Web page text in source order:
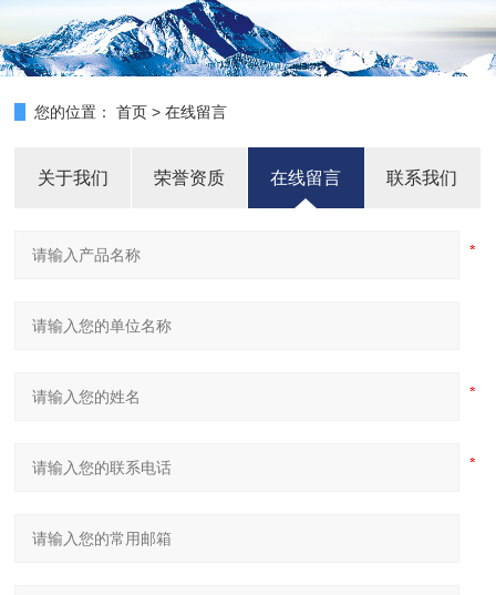
您的位置： 首页 >在线留言
关于我们 荣誉资质 在线留言 联系我们